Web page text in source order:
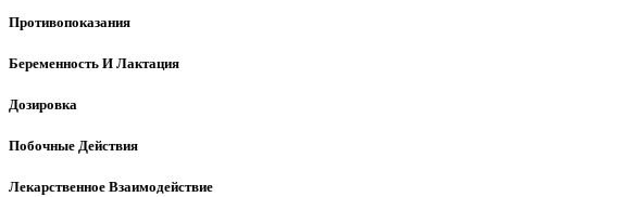
Противопоказания
Беременность И Лактация
Дозировка
Побочные Действия
Лекарственное Взаимодействие